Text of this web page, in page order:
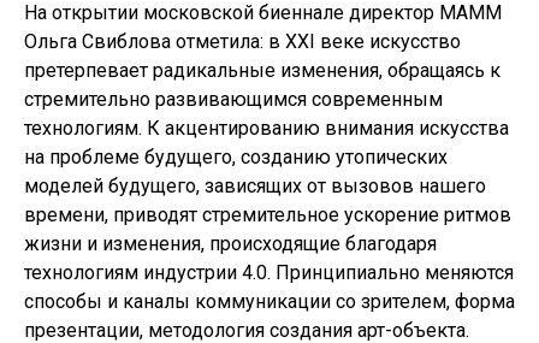
На открытии московской биеннале директор МАММ
Ольга Свиблова отметила: в XXI веке искусство
претерпевает радикальные изменения, обращаясь к
стремительно развивающимся современным
технологиям. К акцентированию внимания искусства
на проблеме будущего, созданию утопических
моделей будущего, зависящих от вызовов нашего
времени, приводят стремительное ускорение ритмов
жизни и изменения, происходящие благодаря
технологиям индустрии 4.0. Принципиально меняются
способы и каналы коммуникации со зрителем, форма
презентации, методология создания арт-объекта.